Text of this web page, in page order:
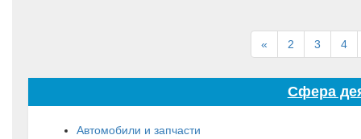
« 2 3 4
Сфера
Автомобили и запчасти